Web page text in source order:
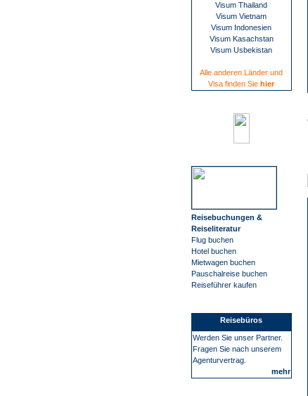
Visum Thailand
Visum Vietnam
Visum Indonesien
Visum Kasachstan
Visum Usbekistan
Alle anderen Länder und
Visa finden Sie hier
Reisebuchungen &
Reiseliteratur
Flug buchen
Hotel buchen
Mietwagen buchen
Pauschalreise buchen
Reiseführer kaufen
Reisebüros
Werden Sie unser Partner.
Fragen Sie nach unserem
Agenturvertrag.
mehr